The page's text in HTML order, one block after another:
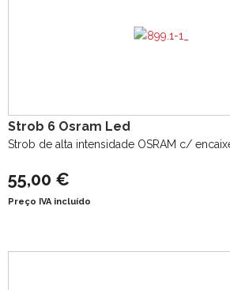
Strob 6 Osram Led
Strob de alta intensidade OSRAM c/
55,00 €
Preço IVA incluído